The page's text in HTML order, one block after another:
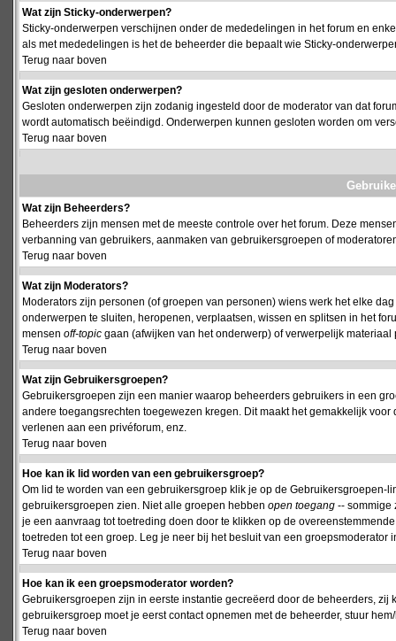
Wat zijn Sticky-onderwerpen?
Sticky-onderwerpen verschijnen onder de mededelingen in het forum en
als met mededelingen is het de beheerder die bepaalt wie Sticky-
Terug naar boven
Wat zijn gesloten onderwerpen?
Gesloten onderwerpen zijn zodanig ingesteld door de moderator van dat
wordt automatisch beëindigd. Onderwerpen kunnen gesloten worden om
Terug naar boven
Wat zijn Beheerders?
Beheerders zijn mensen met de meeste controle over het forum. Deze
verbanning van gebruikers, aanmaken van gebruikersgroepen of
Terug naar boven
Wat zijn Moderators?
Moderators zijn personen (of groepen van personen) wiens werk het elke
onderwerpen te sluiten, heropenen, verplaatsen, wissen en splitsen in het
mensen off-topic gaan (afwijken van het onderwerp) of verwerpelijk materiaal
Terug naar boven
Wat zijn Gebruikersgroepen?
Gebruikersgroepen zijn een manier waarop beheerders gebruikers in een
andere toegangsrechten toegewezen kregen. Dit maakt het gemakkelijk
verlenen aan een privéforum, enz.
Terug naar boven
Hoe kan ik lid worden van een gebruikersgroep?
Om lid te worden van een gebruikersgroep klik je op de
gebruikersgroepen zien. Niet alle groepen hebben open toegang -- sommige
je een aanvraag tot toetreding doen door te klikken op de
toetreden tot een groep. Leg je neer bij het besluit van een
Terug naar boven
Hoe kan ik een groepsmoderator worden?
Gebruikersgroepen zijn in eerste instantie gecreëerd door de beheerders,
gebruikersgroep moet je eerst contact opnemen met de beheerder, stuur
Terug naar boven